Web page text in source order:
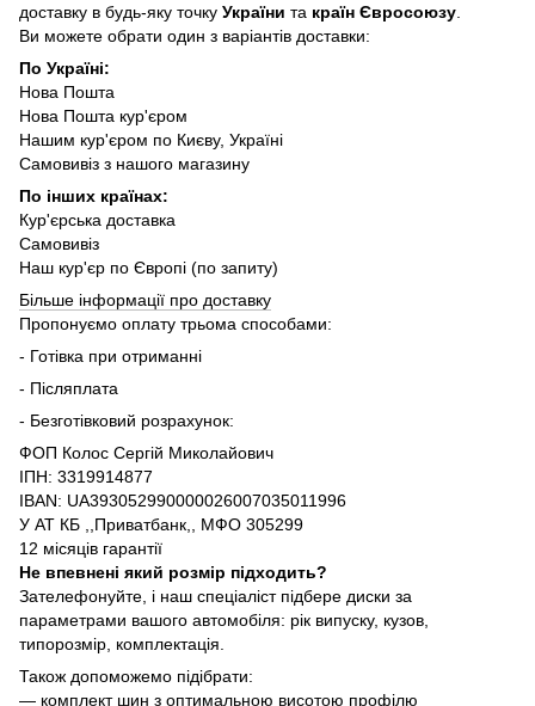
доставку в будь-яку точку України та країн Євросоюзу
Ви можете обрати один з варіантів доставки:
По Україні:
Нова Пошта
Нова Пошта кур'єром
Нашим кур'єром по Києву, Україні
Самовивіз з нашого магазину
По інших країнах:
Кур'єрська доставка
Самовивіз
Наш кур'єр по Європі (по запиту)
Більше інформації про доставку
Пропонуємо оплату трьома способами:
- Готівка при отриманні
- Післяплата
- Безготівковий розрахунок:
ФОП Колос Сергій Миколайович
ІПН: 3319914877
IBAN: UA393052990000026007035011996
У АТ КБ ,,Приватбанк,, МФО 305299
12 місяців гарантії
Не впевнені який розмір підходить?
Зателефонуйте, і наш спеціаліст підбере диски за
параметрами вашого автомобіля: рік випуску, кузов,
типорозмір, комплектація.
Також допоможемо підібрати:
— комплект шин з оптимальною висотою профілю